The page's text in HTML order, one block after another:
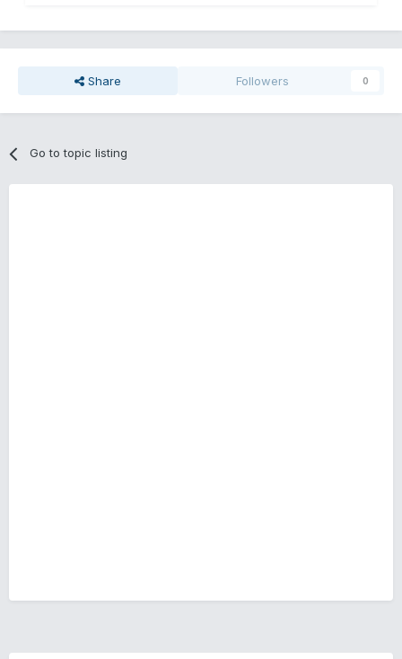
Share Followers 0
Go to topic listing